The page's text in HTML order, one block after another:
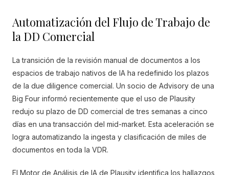
Automatización del Flujo de Trabajo de
la DD Comercial
La transición de la revisión manual de documentos a los
espacios de trabajo nativos de IA ha redefinido los plazos
de la due diligence comercial. Un socio de Advisory de una
Big Four informó recientemente que el uso de Plausity
redujo su plazo de DD comercial de tres semanas a cinco
días en una transacción del mid-market. Esta aceleración se
logra automatizando la ingesta y clasificación de miles de
documentos en toda la VDR.
El Motor de Análisis de IA de Plausity identifica los hallazgos